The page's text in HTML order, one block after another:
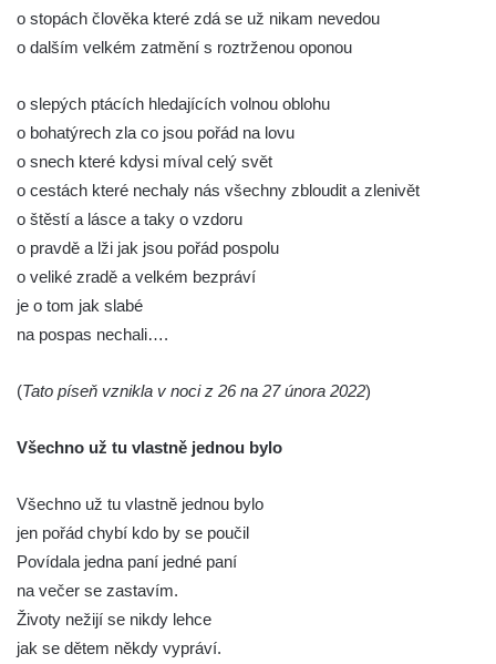
o stopách člověka které zdá se už nikam nevedou
o dalším velkém zatmění s roztrženou oponou
o slepých ptácích hledajících volnou oblohu
o bohatýrech zla co jsou pořád na lovu
o snech které kdysi míval celý svět
o cestách které nechaly nás všechny zbloudit a zlenivět
o štěstí a lásce a taky o vzdoru
o pravdě a lži jak jsou pořád pospolu
o veliké zradě a velkém bezpráví
je o tom jak slabé
na pospas nechali….
(Tato píseň vznikla v noci z 26 na 27 února 2022)
Všechno už tu vlastně jednou bylo
Všechno už tu vlastně jednou bylo
jen pořád chybí kdo by se poučil
Povídala jedna paní jedné paní
na večer se zastavím.
Životy nežijí se nikdy lehce
jak se dětem někdy vypráví.